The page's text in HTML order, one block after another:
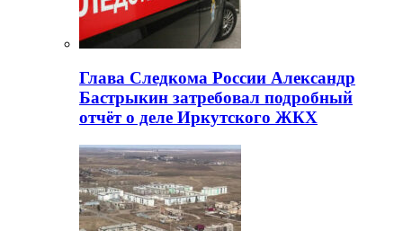
Глава Следкома России Александр
Бастрыкин затребовал подробный
отчёт о деле Иркутского ЖКХ